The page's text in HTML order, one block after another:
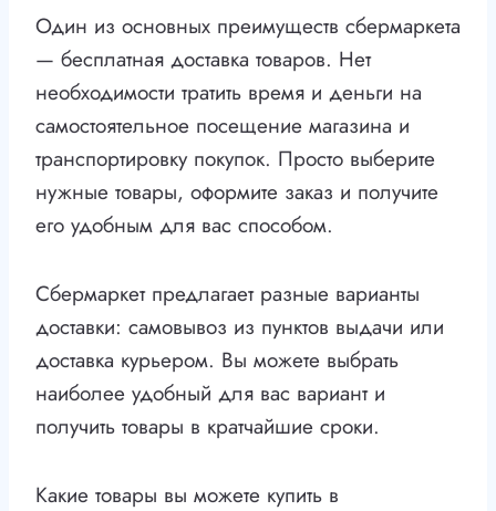
Один из основных преимуществ сбермаркета
— бесплатная доставка товаров. Нет
необходимости тратить время и деньги на
самостоятельное посещение магазина и
транспортировку покупок. Просто выберите
нужные товары, оформите заказ и получите
его удобным для вас способом.
Сбермаркет предлагает разные варианты
доставки: самовывоз из пунктов выдачи или
доставка курьером. Вы можете выбрать
наиболее удобный для вас вариант и
получить товары в кратчайшие сроки.
Какие товары вы можете купить в